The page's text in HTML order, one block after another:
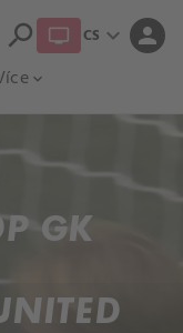
expand_more
search CS expand_more person
GK